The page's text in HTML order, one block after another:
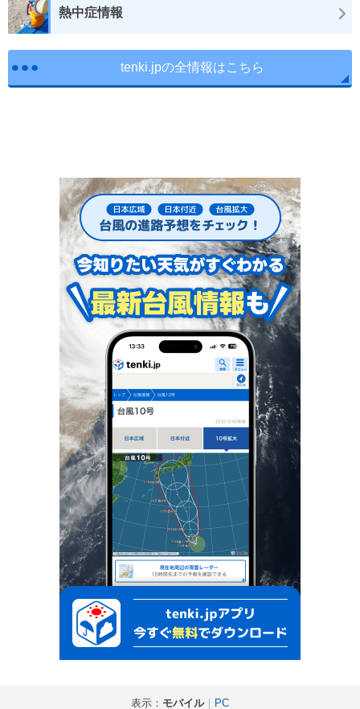
熱中症情報
tenki.jpの全情報はこちら
表示： モバイル｜ PC